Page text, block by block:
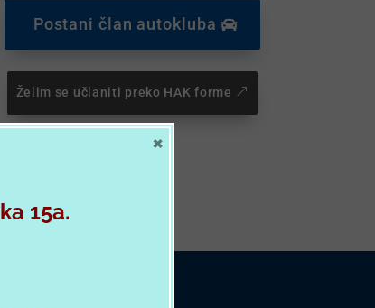
Postani član autokluba
Želim se učlaniti preko HAK forme
15a.
×